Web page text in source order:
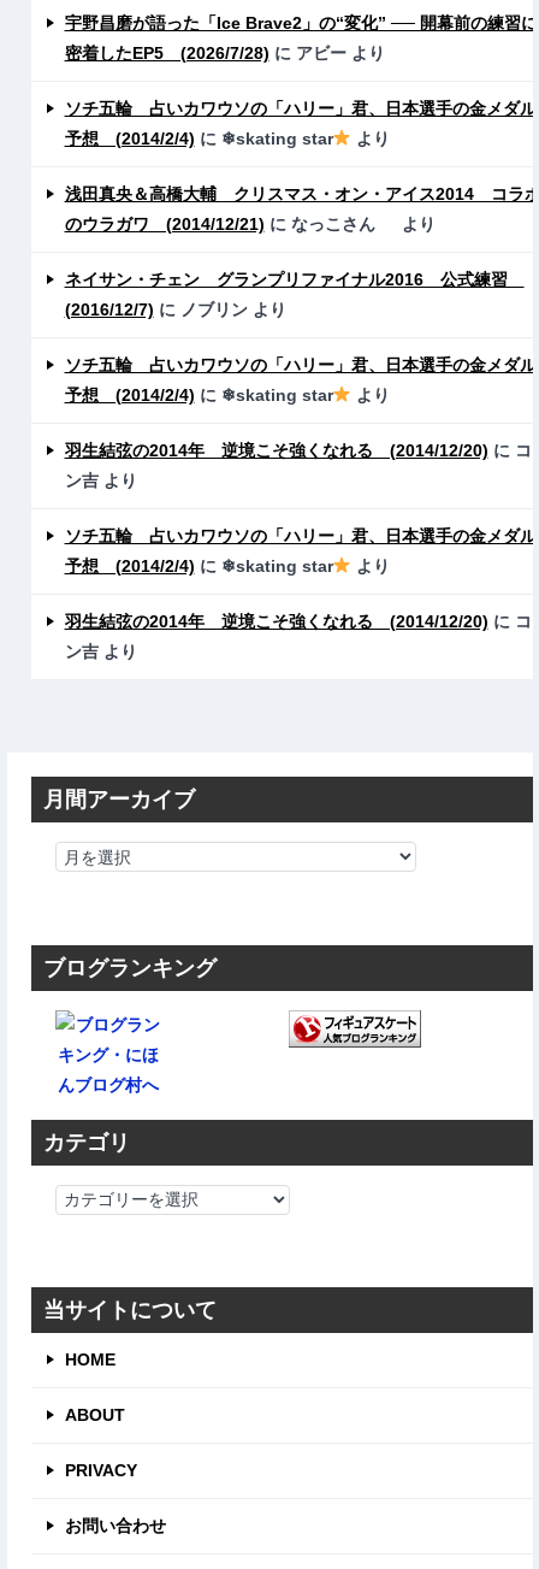
宇野昌磨が語った「Ice Brave2」の“変化” ── 開幕前の練習に
密着したEP5 (2026/7/28) に アビーより
ソチ五輪 占いカワウソの「ハリー」君、日本選手の金メダル
予想 (2014/2/4) に ❄skating star より
浅田真央＆高橋大輔 クリスマス・オン・アイス2014 コラ
のウラガワ (2014/12/21) に なっこさん より
ネイサン・チェン グランプリファイナル2016 公式練習
(2016/12/7) に ノブリンより
ソチ五輪 占いカワウソの「ハリー」君、日本選手の金メダル
予想 (2014/2/4) に ❄skating star より
羽生結弦の2014年 逆境こそ強くなれる (2014/12/20) に コ
ン吉より
ソチ五輪 占いカワウソの「ハリー」君、日本選手の金メダル
予想 (2014/2/4) に ❄skating star より
羽生結弦の2014年 逆境こそ強くなれる (2014/12/20) に コ
ン吉より
月間アーカイブ
ブログランキング
カテゴリ
カ
リ
当サイトについて
HOME
ABOUT
PRIVACY
お問い合わせ